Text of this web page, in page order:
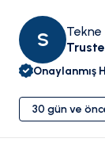
S
Tekne
Onaylanmış
30 gün ve